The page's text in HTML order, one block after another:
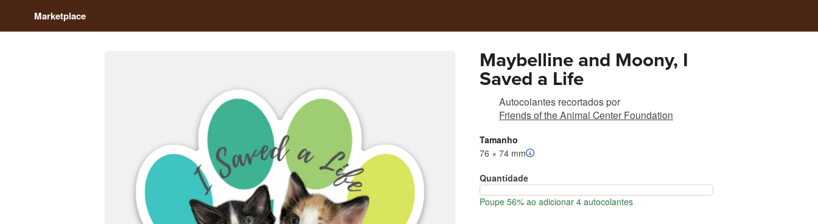
Marketplace
Maybelline and Moony, I
Saved a Life
Autocolantes recortadospor
Friends of the Animal Center Foundation
Tamanho
76 × 74 mm
Quantidade
Poupe 56% ao adicionar 4 autocolantes